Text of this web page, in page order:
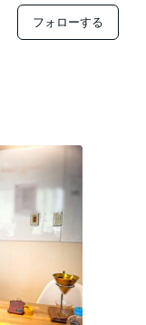
フォローする